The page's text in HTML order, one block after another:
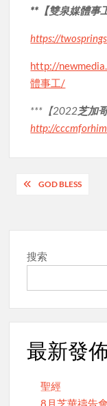
**【雙泉媒體事
https://
http://
體事工/
***【2022芝加
http://
PostGOD BLESS
搜索
最新發
聖經
8月芝華禱告